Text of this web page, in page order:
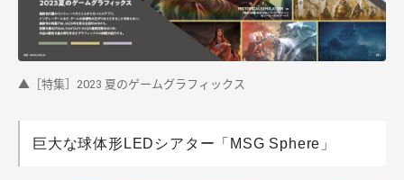
▲［特集］2023 夏のゲームグラフィックス
巨大な球体形LEDシアター「MSG Sphere」